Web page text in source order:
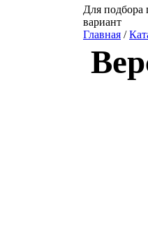
Для подбора
вариант
Главная /